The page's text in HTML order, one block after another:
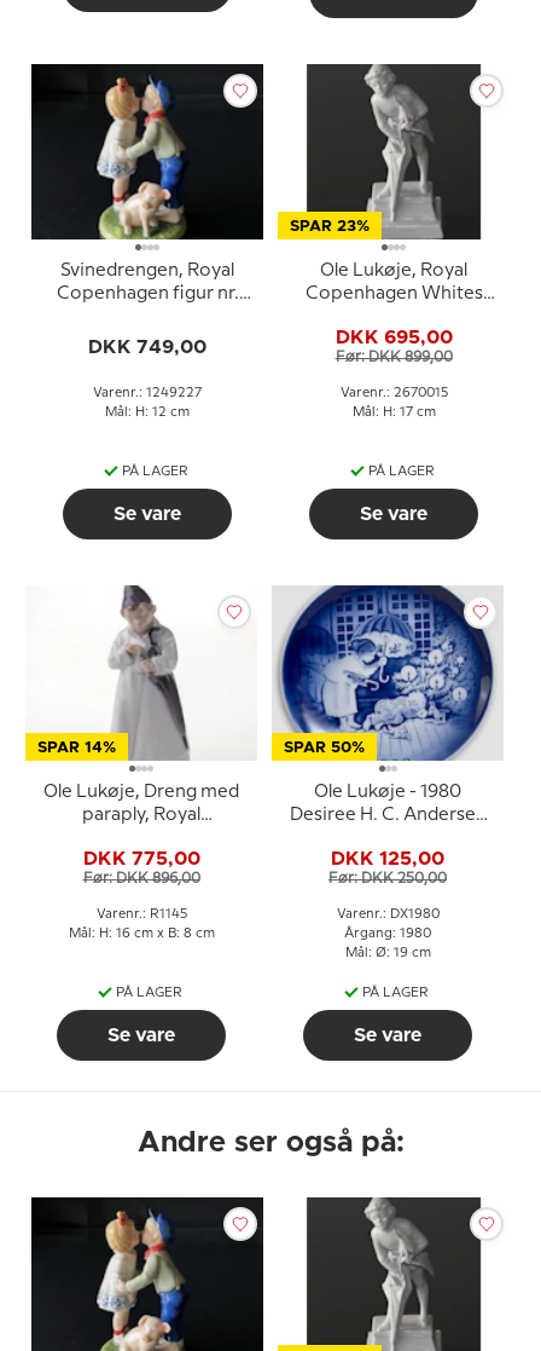
Svinedrengen, Royal
Copenhagen figur nr.
DKK 749,00
Varenr.: 1249227
Mål: H: 12 cm
PÅ LAGER
Se vare
SPAR 23%
Ole Lukøje, Royal
Copenhagen Whites
DKK 695,00
Før: DKK 899,00
Varenr.: 2670015
Mål: H: 17 cm
PÅ LAGER
Se vare
SPAR 14%
Ole Lukøje, Dreng med
paraply, Royal
1145
DKK 775,00
Før: DKK 896,00
Varenr.: R1145
Mål: H: 16 cm x B: 8 cm
PÅ LAGER
Se vare
SPAR 50%
Ole Lukøje - 1980
Desiree H. C. Andersen
DKK 125,00
Før: DKK 250,00
Varenr.: DX1980
Årgang: 1980
Mål: Ø: 19 cm
PÅ LAGER
Se vare
Andre ser også på: